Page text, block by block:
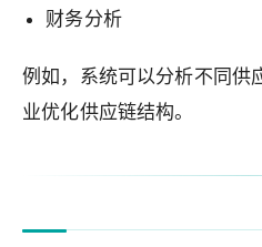
财务分析
例如，系统可以分析不同供
业优化供应链结构。